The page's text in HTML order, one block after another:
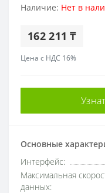
Наличие: Нет в
162 211 ₸
Цена с НДС 16%
Основные
Интерфейс:
Максимальная
данных: